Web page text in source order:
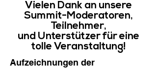
Vielen Dank an unsere
Summit-Moderatoren,
Teilnehmer,
und Unterstützer für eine
tolle Veranstaltung!
Aufzeichnungen der